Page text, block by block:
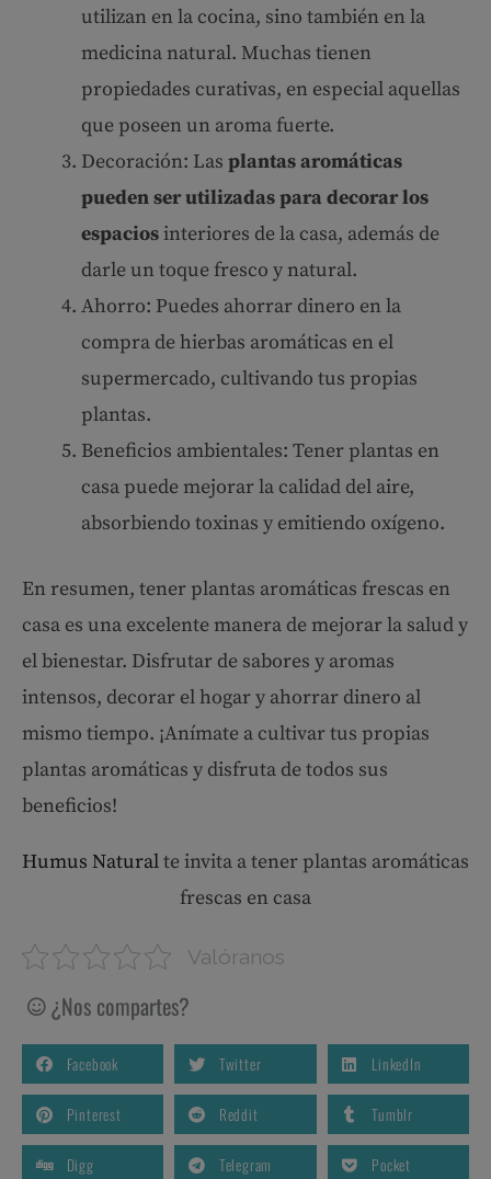
utilizan en la cocina, sino también en la
medicina natural. Muchas tienen
propiedades curativas, en especial aquellas
que poseen un aroma fuerte.
Decoración: Las plantas aromáticas
pueden ser utilizadas para decorar los
espaciosinteriores de la casa, además de
darle un toque fresco y natural.
Ahorro: Puedes ahorrar dinero en la
compra de hierbas aromáticas en el
supermercado, cultivando tus propias
plantas.
Beneficios ambientales: Tener plantas en
casa puede mejorar la calidad del aire,
absorbiendo toxinas y emitiendo oxígeno.
En resumen, tener plantas aromáticas frescas en
casa es una excelente manera de mejorar la salud y
el bienestar. Disfrutar de sabores y aromas
intensos, decorar el hogar y ahorrar dinero al
mismo tiempo. ¡Anímate a cultivar tus propias
plantas aromáticas y disfruta de todos sus
beneficios!
Humus Naturalte invita a tener plantas aromáticas
frescas en casa
Valóranos
¿Nos compartes?
Facebook Twitter LinkedIn
Pinterest Reddit Tumblr
Digg Telegram Pocket